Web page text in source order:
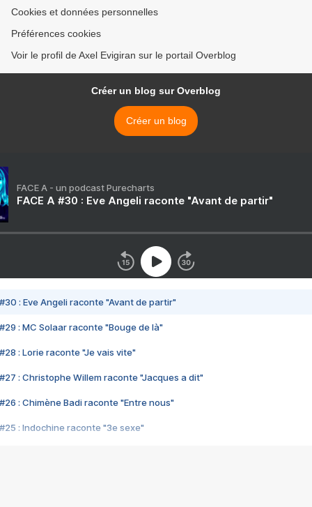
Cookies et données personnelles
Préférences cookies
Voir le profil de Axel Evigiran sur le portail Overblog
Créer un blog sur Overblog
Créer un blog
FACE A - un podcast Purecharts
FACE A #30 : Eve Angeli raconte "Avant de partir"
#30 : Eve Angeli raconte "Avant de partir"
#29 : MC Solaar raconte "Bouge de là"
#28 : Lorie raconte "Je vais vite"
#27 : Christophe Willem raconte "Jacques a dit"
#26 : Chimène Badi raconte "Entre nous"
#25 : Indochine raconte "3e sexe"